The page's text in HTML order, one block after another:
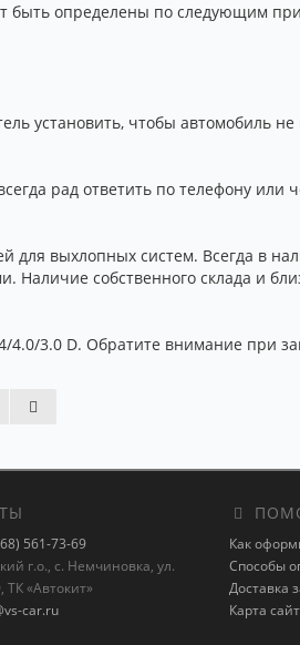
быть определены по следующим
установить, чтобы автомобиль
рад ответить по телефону или
для выхлопных систем. Всегда в
Наличие собственного склада и
4.0/3.0 D. Обратите внимание при
561-73-69
г.о., с. Немчиновка, ул.
ТК «Автокит»
car.ru
Как
Способы
Доставка
Карта